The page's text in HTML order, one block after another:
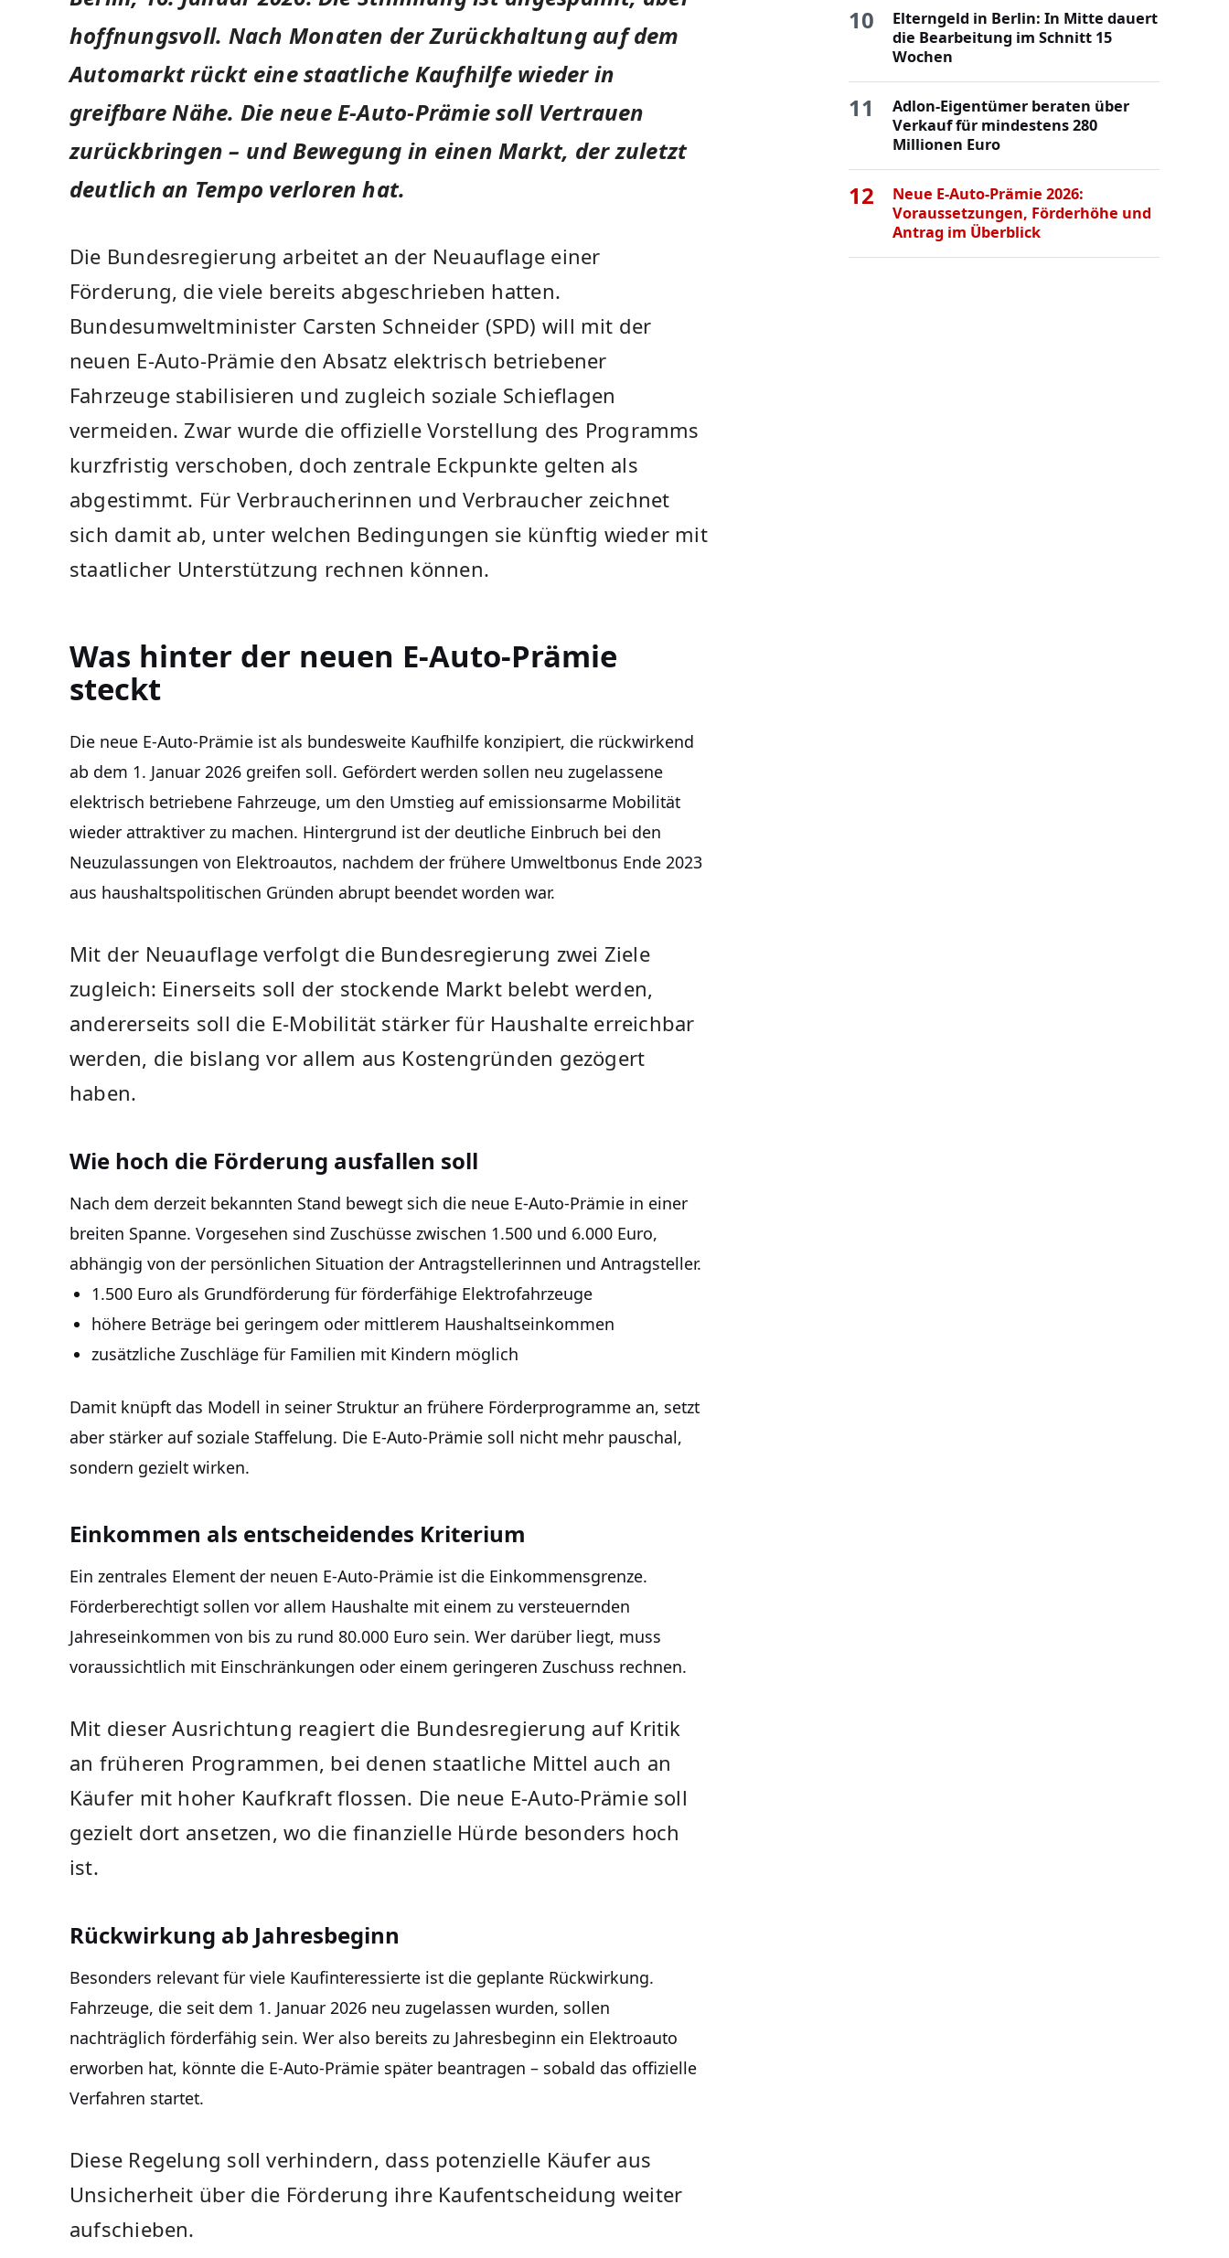
hoffnungsvoll. Nach Monaten der Zurückhaltung auf dem
Automarkt rückt eine staatliche Kaufhilfe wieder in
greifbare Nähe. Die neue E-Auto-Prämie soll Vertrauen
zurückbringen – und Bewegung in einen Markt, der zuletzt
deutlich an Tempo verloren hat.
Die Bundesregierung arbeitet an der Neuauflage einer
Förderung, die viele bereits abgeschrieben hatten.
Bundesumweltminister Carsten Schneider (SPD) will mit der
neuen E-Auto-Prämie den Absatz elektrisch betriebener
Fahrzeuge stabilisieren und zugleich soziale Schieflagen
vermeiden. Zwar wurde die offizielle Vorstellung des Programms
kurzfristig verschoben, doch zentrale Eckpunkte gelten als
abgestimmt. Für Verbraucherinnen und Verbraucher zeichnet
sich damit ab, unter welchen Bedingungen sie künftig wieder mit
staatlicher Unterstützung rechnen können.
Was hinter der neuen E-Auto-Prämie
steckt
Die neue E-Auto-Prämie ist als bundesweite Kaufhilfe konzipiert, die rückwirkend
ab dem 1. Januar 2026 greifen soll. Gefördert werden sollen neu zugelassene
elektrisch betriebene Fahrzeuge, um den Umstieg auf emissionsarme Mobilität
wieder attraktiver zu machen. Hintergrund ist der deutliche Einbruch bei den
Neuzulassungen von Elektroautos, nachdem der frühere Umweltbonus Ende 2023
aus haushaltspolitischen Gründen abrupt beendet worden war.
Mit der Neuauflage verfolgt die Bundesregierung zwei Ziele
zugleich: Einerseits soll der stockende Markt belebt werden,
andererseits soll die E-Mobilität stärker für Haushalte erreichbar
werden, die bislang vor allem aus Kostengründen gezögert
haben.
Wie hoch die Förderung ausfallen soll
Nach dem derzeit bekannten Stand bewegt sich die neue E-Auto-Prämie in einer
breiten Spanne. Vorgesehen sind Zuschüsse zwischen 1.500 und 6.000 Euro,
abhängig von der persönlichen Situation der Antragstellerinnen und Antragsteller.
1.500 Euro als Grundförderung für förderfähige Elektrofahrzeuge
höhere Beträge bei geringem oder mittlerem Haushaltseinkommen
zusätzliche Zuschläge für Familien mit Kindern möglich
Damit knüpft das Modell in seiner Struktur an frühere Förderprogramme an, setzt
aber stärker auf soziale Staffelung. Die E-Auto-Prämie soll nicht mehr pauschal,
sondern gezielt wirken.
Einkommen als entscheidendes Kriterium
Ein zentrales Element der neuen E-Auto-Prämie ist die Einkommensgrenze.
Förderberechtigt sollen vor allem Haushalte mit einem zu versteuernden
Jahreseinkommen von bis zu rund 80.000 Euro sein. Wer darüber liegt, muss
voraussichtlich mit Einschränkungen oder einem geringeren Zuschuss rechnen.
Mit dieser Ausrichtung reagiert die Bundesregierung auf Kritik
an früheren Programmen, bei denen staatliche Mittel auch an
Käufer mit hoher Kaufkraft flossen. Die neue E-Auto-Prämie soll
gezielt dort ansetzen, wo die finanzielle Hürde besonders hoch
ist.
Rückwirkung ab Jahresbeginn
Besonders relevant für viele Kaufinteressierte ist die geplante Rückwirkung.
Fahrzeuge, die seit dem 1. Januar 2026 neu zugelassen wurden, sollen
nachträglich förderfähig sein. Wer also bereits zu Jahresbeginn ein Elektroauto
erworben hat, könnte die E-Auto-Prämie später beantragen – sobald das offizielle
Verfahren startet.
Diese Regelung soll verhindern, dass potenzielle Käufer aus
Unsicherheit über die Förderung ihre Kaufentscheidung weiter
aufschieben.
10
Elterngeld in Berlin: In Mitte dauert
die Bearbeitung im Schnitt 15
Wochen
11
Adlon-Eigentümer beraten über
Verkauf für mindestens 280
Millionen Euro
12
Neue E-Auto-Prämie 2026:
Voraussetzungen, Förderhöhe und
Antrag im Überblick